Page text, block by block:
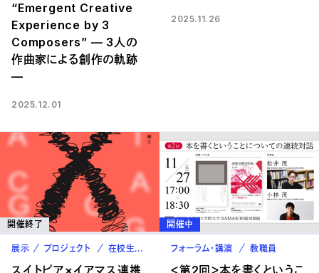
“Emergent Creative
Experience by 3
Composers” — 3人の
作曲家による創作の軌跡
—
2025.12.01
2025.11.26
開催終了
展示 プロジェクト 在校生 教職員
スイトピア×イアマス連携
開催中
フォーラム・講演 教職員
＜第2回＞本を書くというこ